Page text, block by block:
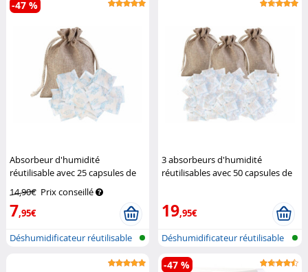
Absorbeur d'humidité
réutilisable avec 25 capsules de
Sichler
Haushaltsgeräte
14,90€ Prix conseillé
7,95€
-47 %
Déshumidificateur réutilisable
3 absorbeurs d'humidité
réutilisables avec 50 capsules de
19,95€
Déshumidificateur réutilisable
dans...
-47 %